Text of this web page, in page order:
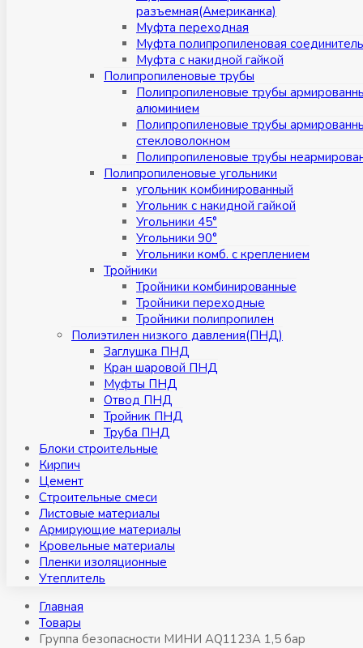
разъемная(Американка)
Муфта переходная
Муфта полипропиленовая
Муфта с накидной гайкой
Полипропиленовые трубы
Полипропиленовые трубы
алюминием
Полипропиленовые трубы
стекловолокном
Полипропиленовые трубы
Полипропиленовые угольники
угольник комбинированный
Угольник с накидной гайкой
Угольники 45°
Угольники 90°
Угольники комб. с креплением
Тройники
Тройники комбинированные
Тройники переходные
Тройники полипропилен
Полиэтилен низкого давления(ПНД)
Заглушка ПНД
Кран шаровой ПНД
Муфты ПНД
Отвод ПНД
Тройник ПНД
Труба ПНД
Блоки строительные
Кирпич
Цемент
Строительные смеси
Листовые материалы
Армирующие материалы
Кровельные материалы
Пленки изоляционные
Утеплитель
Главная
Товары
Группа безопасности МИНИ AQ1123А 1,5 бар